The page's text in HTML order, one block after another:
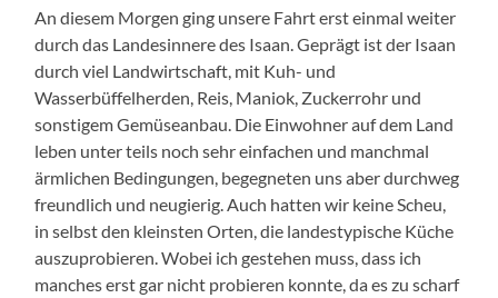
An diesem Morgen ging unsere Fahrt erst einmal weiter
durch das Landesinnere des Isaan. Geprägt ist der Isaan
durch viel Landwirtschaft, mit Kuh- und
Wasserbüffelherden, Reis, Maniok, Zuckerrohr und
sonstigem Gemüseanbau. Die Einwohner auf dem Land
leben unter teils noch sehr einfachen und manchmal
ärmlichen Bedingungen, begegneten uns aber durchweg
freundlich und neugierig. Auch hatten wir keine Scheu,
in selbst den kleinsten Orten, die landestypische Küche
auszuprobieren. Wobei ich gestehen muss, dass ich
manches erst gar nicht probieren konnte, da es zu scharf